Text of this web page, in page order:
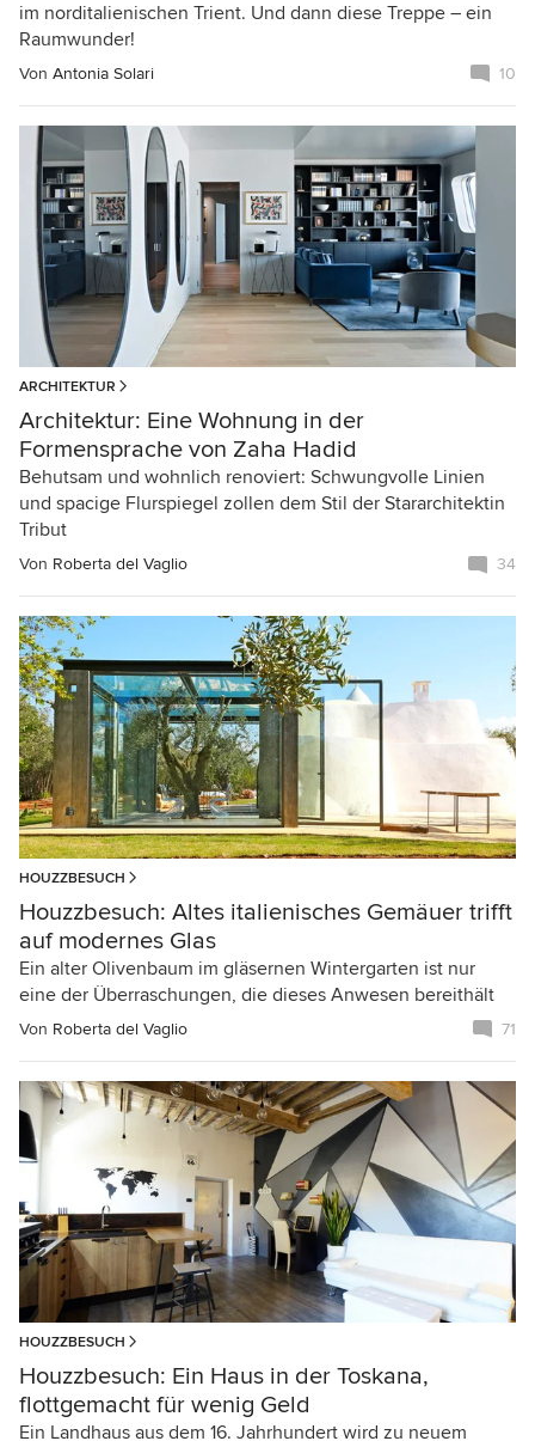
im norditalienischen Trient. Und dann diese Treppe – ein
Raumwunder!
Von Antonia Solari 10
ARCHITEKTUR
Architektur: Eine Wohnung in der
Formensprache von Zaha Hadid
Behutsam und wohnlich renoviert: Schwungvolle Linien
und spacige Flurspiegel zollen dem Stil der Stararchitektin
Tribut
Von Roberta del Vaglio 34
HOUZZBESUCH
Houzzbesuch: Altes italienisches Gemäuer trifft
auf modernes Glas
Ein alter Olivenbaum im gläsernen Wintergarten ist nur
eine der Überraschungen, die dieses Anwesen bereithält
Von Roberta del Vaglio 71
HOUZZBESUCH
Houzzbesuch: Ein Haus in der Toskana,
flottgemacht für wenig Geld
Ein Landhaus aus dem 16. Jahrhundert wird zu neuem